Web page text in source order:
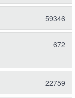
59346
672
22759